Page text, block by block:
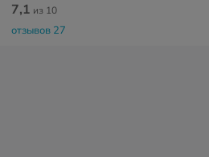
7,1 из 10
отзывов 27